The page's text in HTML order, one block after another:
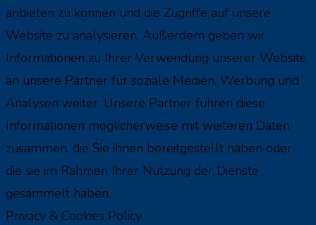
anbieten zu können und die Zugriffe auf unsere
Website zu analysieren. Außerdem geben wir
Informationen zu Ihrer Verwendung unserer Website
an unsere Partner für soziale Medien, Werbung und
Analysen weiter. Unsere Partner führen diese
Informationen möglicherweise mit weiteren Daten
zusammen, die Sie ihnen bereitgestellt haben oder
die sie im Rahmen Ihrer Nutzung der Dienste
gesammelt haben.
Privacy & Cookies Policy